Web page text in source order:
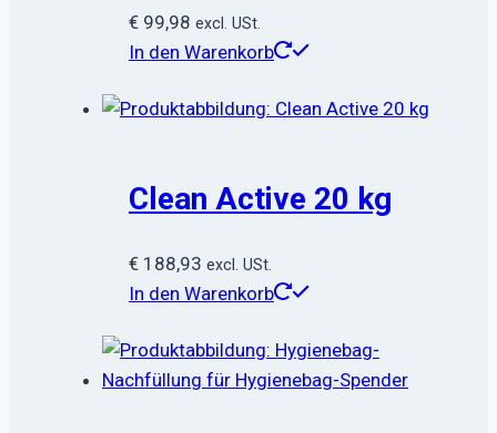
€ 99,98 excl. USt.
In den Warenkorb
Clean Active 20 kg
€ 188,93 excl. USt.
In den Warenkorb